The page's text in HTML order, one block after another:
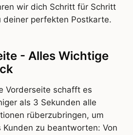
wir dich Schritt für Schritt
deiner perfekten Postkarte.
- Alles Wichtige
Vorderseite schafft es
als 3 Sekunden alle
rüberzubringen, um
Kunden zu beantworten: Von